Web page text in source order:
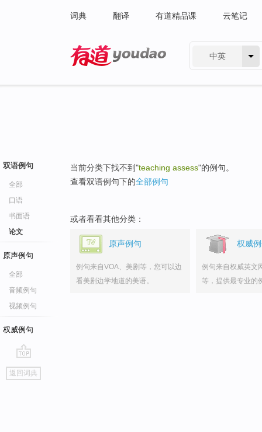
词典 翻译 有道精品课 云笔记
中英
双语例句
全部
口语
书面语
论文
原声例句
全部
音频例句
视频例句
权威例句
go
top
返回词典
当前分类下找不到"teaching assess"的例句。
查看双语例句下的全部例句
或者看看其他分类：
原声例句
例句来自VOA、美剧等，您可以边
看美剧边学地道的美语。
权威
例句来自权威英文
等，提供最专业的